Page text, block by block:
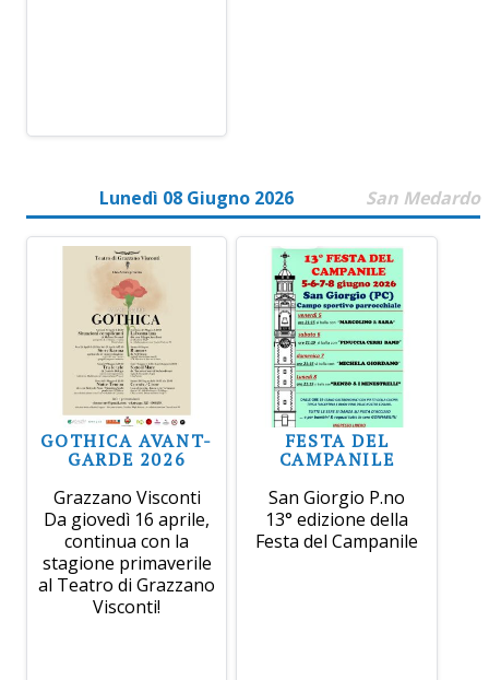
Lunedì 08 Giugno 2026 San Medardo
GOTHICA AVANT-
GARDE 2026
Grazzano Visconti
Da giovedì 16 aprile,
continua con la
stagione primaverile
al Teatro di Grazzano
Visconti!
FESTA DEL
CAMPANILE
San Giorgio P.no
13° edizione della
Festa del Campanile